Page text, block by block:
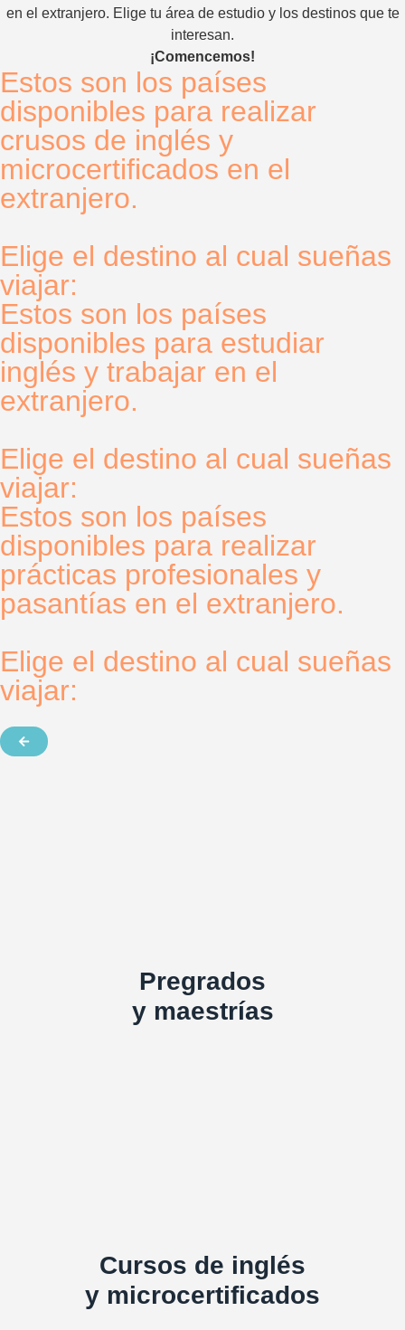
en el extranjero. Elige tu área de estudio y los destinos que te
interesan.
¡Comencemos!
Estos son los países
disponibles para realizar
crusos de inglés y
microcertificados en el
extranjero.
Elige el destino al cual sueñas
viajar:
Estos son los países
disponibles para estudiar
inglés y trabajar en el
extranjero.
Elige el destino al cual sueñas
viajar:
Estos son los países
disponibles para realizar
prácticas profesionales y
pasantías en el extranjero.
Elige el destino al cual sueñas
viajar:
Pregrados
y maestrías
Cursos de inglés
y microcertificados